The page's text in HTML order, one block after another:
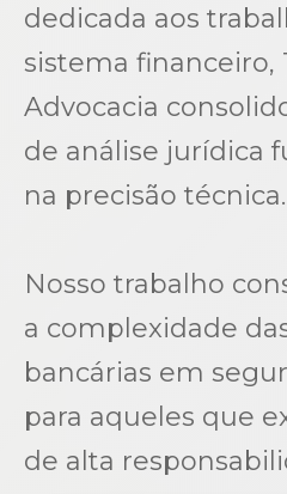
dedicada aos
sistema financeiro,
Advocacia
de análise jurídica
na precisão técnica.
Nosso trabalho
a complexidade
bancárias em
para aqueles que
de alta